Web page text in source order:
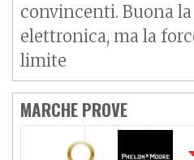
convincenti. Buona
elettronica, ma la
limite
MARCHE PROVE